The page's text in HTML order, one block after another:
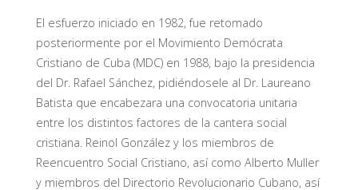
El esfuerzo iniciado en 1982, fue retomado
posteriormente por el Movimiento Demócrata
Cristiano de Cuba (MDC) en 1988, bajo la presidencia
del Dr. Rafael Sánchez, pidiéndosele al Dr. Laureano
Batista que encabezara una convocatoria unitaria
entre los distintos factores de la cantera social
cristiana. Reinol González y los miembros de
Reencuentro Social Cristiano, así como Alberto Muller
y miembros del Directorio Revolucionario Cubano, así